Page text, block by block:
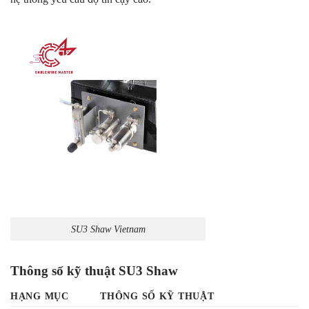
SU3 Shaw Vietnam
Thông số kỹ thuật SU3 Shaw
HẠNG MỤC THÔNG SỐ KỸ THUẬT